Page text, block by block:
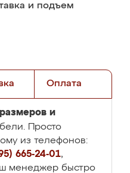
и подъем
Оплата
размеров и
Просто
из телефонов:
665-24-01,
менеджер быстро